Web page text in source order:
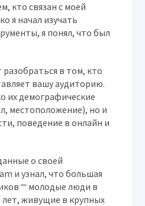
кто связан с моей
я начал изучать
я понял, что был
в том, кто
вашу аудиторию.
их демографические
местоположение), но и
поведение в онлайн и
о своей
и узнал, что большая
⎻ молодые люди в
лет, живущие в крупных